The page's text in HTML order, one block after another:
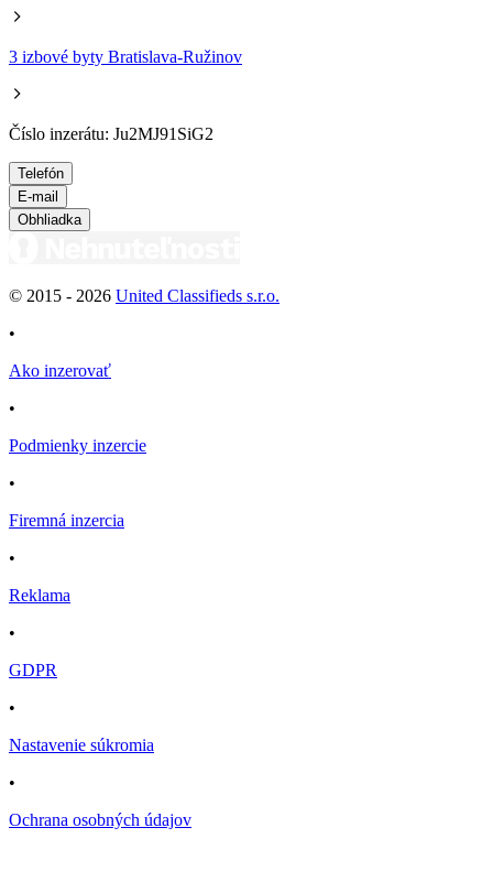
3 izbové byty Bratislava-Ružinov
Číslo inzerátu: Ju2MJ91SiG2
Telefón
E-mail
Obhliadka
© 2015 - 2026 United Classifieds s.r.o.
•
Ako inzerovať
•
Podmienky inzercie
•
Firemná inzercia
•
Reklama
•
GDPR
•
Nastavenie súkromia
•
Ochrana osobných údajov